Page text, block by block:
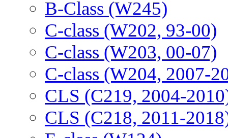
B-Class (W245)
C-class (W202, 93-00)
C-class (W203, 00-07)
C-class (W204, 2007-
CLS (C219, 2004-
CLS (C218, 2011-